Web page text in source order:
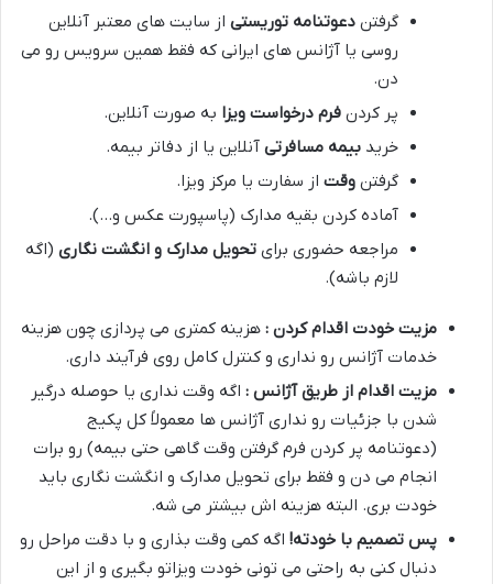
گرفتن دعوتنامه توریستی از سایت های معتبر آنلاین
روسی یا آژانس های ایرانی که فقط همین سرویس رو می
دن.
پر کردن فرم درخواست ویزا به صورت آنلاین.
خرید بیمه مسافرتی آنلاین یا از دفاتر بیمه.
گرفتن وقت از سفارت یا مرکز ویزا.
آماده کردن بقیه مدارک (پاسپورت عکس و…).
مراجعه حضوری برای تحویل مدارک و انگشت نگاری (اگه
لازم باشه).
مزیت خودت اقدام کردن : هزینه کمتری می پردازی چون هزینه
خدمات آژانس رو نداری و کنترل کامل روی فرآیند داری.
مزیت اقدام از طریق آژانس : اگه وقت نداری یا حوصله درگیر
شدن با جزئیات رو نداری آژانس ها معمولاً کل پکیج
(دعوتنامه پر کردن فرم گرفتن وقت گاهی حتی بیمه) رو برات
انجام می دن و فقط برای تحویل مدارک و انگشت نگاری باید
خودت بری. البته هزینه اش بیشتر می شه.
پس تصمیم با خودته! اگه کمی وقت بذاری و با دقت مراحل رو
دنبال کنی به راحتی می تونی خودت ویزاتو بگیری و از این